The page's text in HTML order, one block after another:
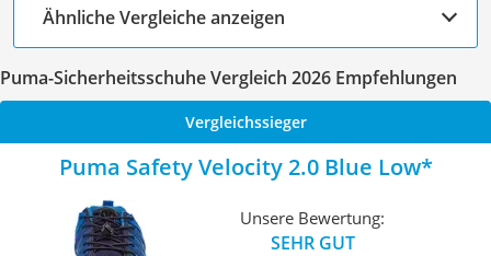
Ähnliche Vergleiche anzeigen
Puma-Sicherheitsschuhe Vergleich 2026 Empfehlungen
Vergleichssieger
Puma Safety Velocity 2.0 Blue Low
Unsere Bewertung:
SEHR GUT